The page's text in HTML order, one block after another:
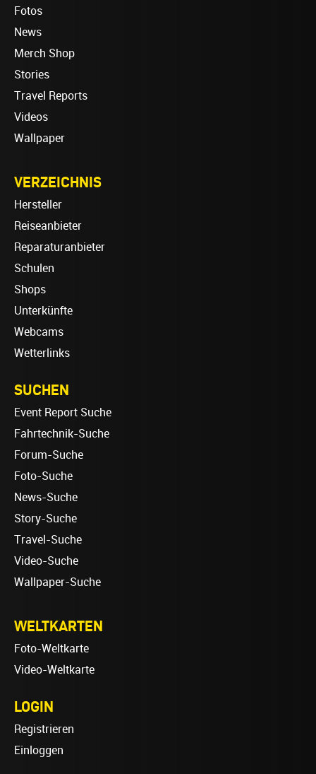
Fotos
News
Merch Shop
Stories
Travel Reports
Videos
Wallpaper
VERZEICHNIS
Hersteller
Reiseanbieter
Reparaturanbieter
Schulen
Shops
Unterkünfte
Webcams
Wetterlinks
SUCHEN
Event Report Suche
Fahrtechnik-Suche
Forum-Suche
Foto-Suche
News-Suche
Story-Suche
Travel-Suche
Video-Suche
Wallpaper-Suche
WELTKARTEN
Foto-Weltkarte
Video-Weltkarte
LOGIN
Registrieren
Einloggen